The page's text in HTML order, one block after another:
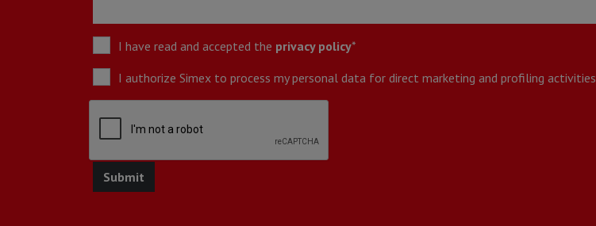
I have read and accepted the privacy policy*
I authorize Simex to process my personal data for direct marketing and profiling activities